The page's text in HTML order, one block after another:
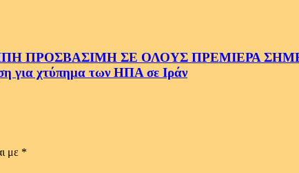
ΣΕ ΟΛΟΥΣ ΠΡΕΜΙΕΡΑ
χτύπημα των ΗΠΑ σε Ιράν
με *